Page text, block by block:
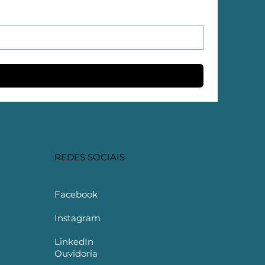
REDES SOCIAIS
Facebook
Instagram
LinkedIn
Ouvidoria